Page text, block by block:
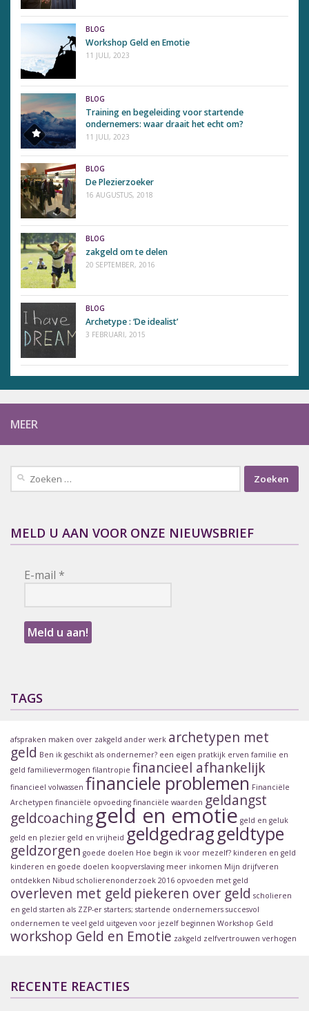
BLOG
Workshop Geld en Emotie
11 JULI, 2023
BLOG
Training en begeleiding voor startende
ondernemers: waar draait het echt om?
11 JULI, 2023
BLOG
De Plezierzoeker
16 AUGUSTUS, 2018
BLOG
zakgeld om te delen
20 SEPTEMBER, 2016
BLOG
Archetype : ‘De idealist’
3 FEBRUARI, 2015
MEER
Zoeken
naar:
MELD U AAN VOOR ONZE NIEUWSBRIEF
E-mail *
TAGS
afspraken maken over zakgeld ander werk archetypen met
geld Ben ik geschikt als ondernemer? een eigen pratkijk erven familie en
geld familievermogen filantropie financieel afhankelijk
financieel volwassen financiele problemen Financiële
Archetypen financiële opvoeding financiële waarden geldangst
geldcoachinggeld en emotie geld en geluk
geld en plezier geld en vrijheid geldgedraggeldtype
geldzorgen goede doelen Hoe begin ik voor mezelf? kinderen en geld
kinderen en goede doelen koopverslaving meer inkomen Mijn drijfveren
ontdekken Nibud scholierenonderzoek 2016 opvoeden met geld
overleven met geld piekeren over geld scholieren
en geld starten als ZZP-er starters; startende ondernemers succesvol
ondernemen te veel geld uitgeven voor jezelf beginnen Workshop Geld
workshop Geld en Emotie zakgeld zelfvertrouwen verhogen
RECENTE REACTIES